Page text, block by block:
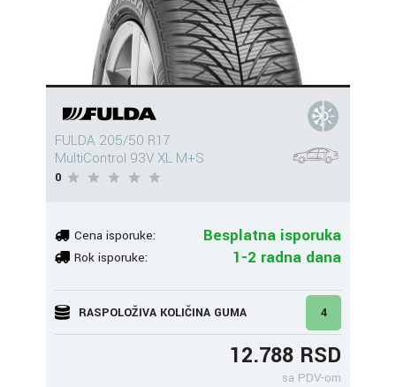
FULDA 205/50 R17
MultiControl 93V XL M+S
0
Cena isporuke: Besplatna isporuka
Rok isporuke: 1-2 radna dana
RASPOLOŽIVA KOLIČINA GUMA 4
12.788 RSD
sa PDV-om